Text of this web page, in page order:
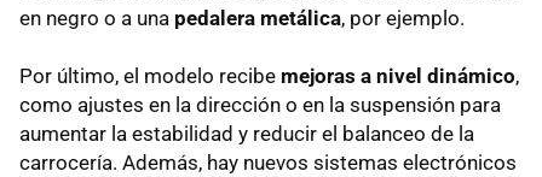
en negro o a una pedalera metálica, por ejemplo.
Por último, el modelo recibe mejoras a nivel dinámico,
como ajustes en la dirección o en la suspensión para
aumentar la estabilidad y reducir el balanceo de la
carrocería. Además, hay nuevos sistemas electrónicos